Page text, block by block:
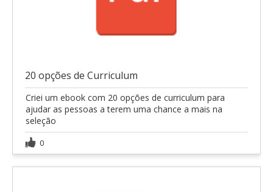
20 opções de Curriculum
Criei um ebook com 20 opções de curriculum para
ajudar as pessoas a terem uma chance a mais na
seleção
0